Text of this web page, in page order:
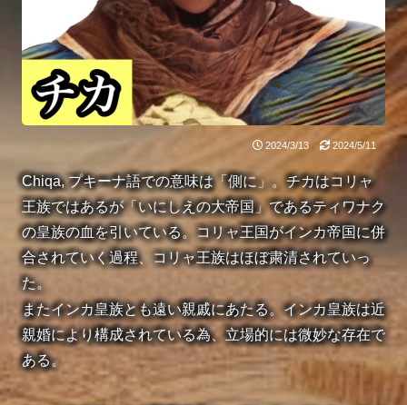
2024/3/13 2024/5/11
Chiqa, プキーナ語での意味は「側に」。チカはコリャ
王族ではあるが「いにしえの大帝国」であるティワナク
の皇族の血を引いている。 コリャ王国がインカ帝国に併
合されていく過程、コリャ王族はほぼ粛清されていっ
た。
またインカ皇族とも遠い親戚にあたる。インカ皇族は近
親婚により構成されている為、立場的には微妙な存在で
ある。